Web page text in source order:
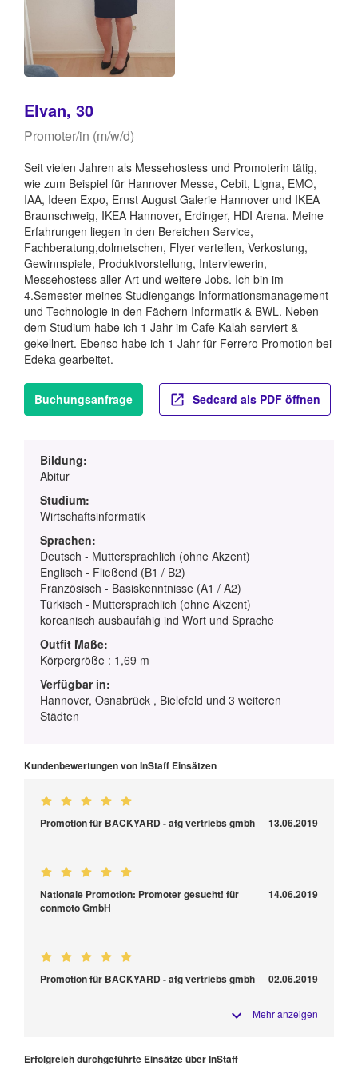
Elvan, 30
Promoter/in (m/w/d)
Seit vielen Jahren als Messehostess und Promoterin tätig,
wie zum Beispiel für Hannover Messe, Cebit, Ligna, EMO,
IAA, Ideen Expo, Ernst August Galerie Hannover und IKEA
Braunschweig, IKEA Hannover, Erdinger, HDI Arena. Meine
Erfahrungen liegen in den Bereichen Service,
Fachberatung,dolmetschen, Flyer verteilen, Verkostung,
Gewinnspiele, Produktvorstellung, Interviewerin,
Messehostess aller Art und weitere Jobs. Ich bin im
4.Semester meines Studiengangs Informationsmanagement
und Technologie in den Fächern Informatik & BWL. Neben
dem Studium habe ich 1 Jahr im Cafe Kalah serviert &
gekellnert. Ebenso habe ich 1 Jahr für Ferrero Promotion bei
Edeka gearbeitet.
Buchungsanfrage Sedcard als PDF öffnen
Bildung:
Abitur
Studium:
Wirtschaftsinformatik
Sprachen:
Deutsch - Muttersprachlich (ohne Akzent)
Englisch - Fließend (B1 / B2)
Französisch - Basiskenntnisse (A1 / A2)
Türkisch - Muttersprachlich (ohne Akzent)
koreanisch ausbaufähig ind Wort und Sprache
Outfit Maße:
Körpergröße : 1,69 m
Verfügbar in:
Hannover, Osnabrück , Bielefeld und 3 weiteren
Städten
Kundenbewertungen von InStaff Einsätzen
Promotion für BACKYARD - afg vertriebs gmbh 13.06.2019
Nationale Promotion: Promoter gesucht! für
conmoto GmbH
14.06.2019
Promotion für BACKYARD - afg vertriebs gmbh 02.06.2019
Mehr anzeigen
Erfolgreich durchgeführte Einsätze über InStaff